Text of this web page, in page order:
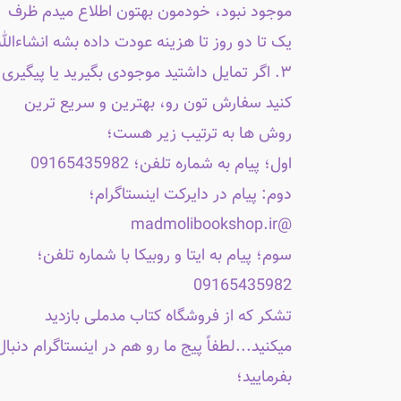
موجود نبود، خودمون بهتون اطلاع میدم ظرف
یک تا دو روز تا هزینه عودت داده بشه
۳. اگر تمایل داشتید موجودی بگیرید یا پیگیری
کنید سفارش تون رو، بهترین و سریع ترین
روش ها به ترتیب زیر هست؛
اول؛ پیام به شماره تلفن؛ 09165435982
دوم: پیام در دایرکت اینستاگرام؛
@madmolibookshop.ir
سوم؛ پیام به ایتا و روبیکا با شماره تلفن؛
09165435982
تشکر که از فروشگاه کتاب مدملی بازدید
میکنید...لطفاً پیج ما رو هم در اینستاگرام
بفرمایید؛